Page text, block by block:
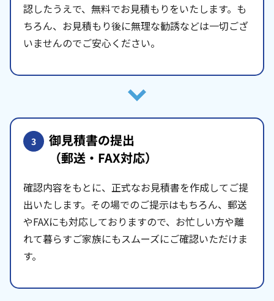
認したうえで、無料でお見積もりをいたします。も
ちろん、お見積もり後に無理な勧誘などは一切ござ
いませんのでご安心ください。
3 御見積書の提出
（郵送・FAX対応）
確認内容をもとに、正式なお見積書を作成してご提
出いたします。その場でのご提示はもちろん、郵送
やFAXにも対応しておりますので、お忙しい方や離
れて暮らすご家族にもスムーズにご確認いただけま
す。